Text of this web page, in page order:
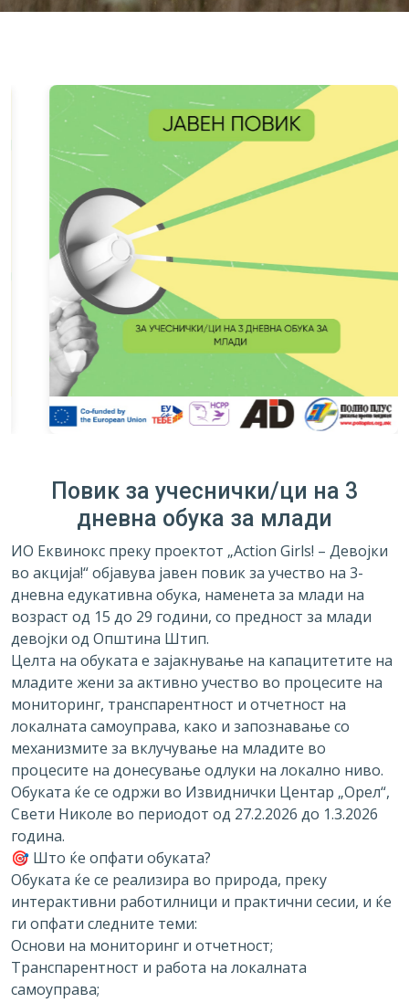
Повик за учеснички/ци на 3
дневна обука за млади
ИО Еквинокс преку проектот „Action Girls! – Девојки
во акција!“ објавува јавен повик за учество на 3-
дневна едукативна обука, наменета за млади на
возраст од 15 до 29 години, со предност за млади
девојки од Општина Штип.
Целта на обуката е зајакнување на капацитетите на
младите жени за активно учество во процесите на
мониторинг, транспарентност и отчетност на
локалната самоуправа, како и запознавање со
механизмите за вклучување на младите во
процесите на донесување одлуки на локално ниво.
Обуката ќе се одржи во Извиднички Центар „Орел“,
Свети Николе во периодот од 27.2.2026 до 1.3.2026
година.
🎯 Што ќе опфати обуката?
Обуката ќе се реализира во природа, преку
интерактивни работилници и практични сесии, и ќе
ги опфати следните теми:
Основи на мониторинг и отчетност;
Транспарентност и работа на локалната
самоуправа;